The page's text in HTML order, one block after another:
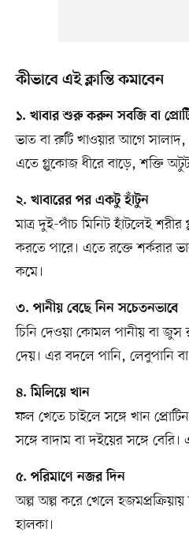
কীভাবে এই ক্লান্তি কমাবেন
১. খাবার শুরু করুন সবজি বা
ভাত বা রুটি খাওয়ার আগে সালাদ,
এতে গ্লুকোজ ধীরে বাড়ে, শক্তি
২. খাবারের পর একটু হাঁটুন
মাত্র দুই-পাঁচ মিনিট হাঁটলেই
করতে পারে। এতে রক্তে শর্করার
কমে।
৩. পানীয় বেছে নিন সচেতনভাবে
চিনি দেওয়া কোমল পানীয় বা জুস
দেয়। এর বদলে পানি, লেবুপানি বা
৪. মিলিয়ে খান
ফল খেতে চাইলে সঙ্গে খান
সঙ্গে বাদাম বা দইয়ের সঙ্গে
৫. পরিমাণে নজর দিন
অল্প অল্প করে খেলে
হালকা।